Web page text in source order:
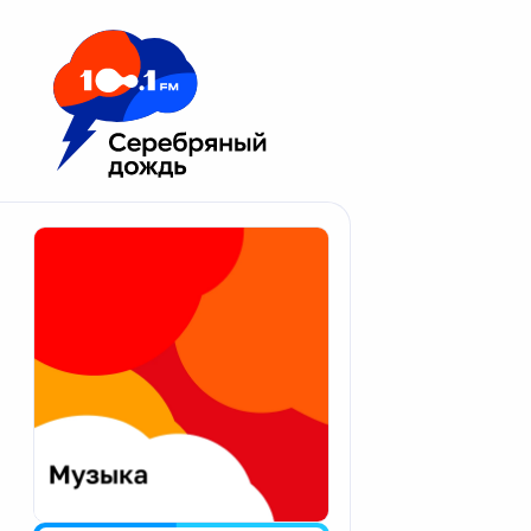
Москва 100.1 FM
Апатиты
Екатеринбург
Калининград
Калуга